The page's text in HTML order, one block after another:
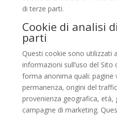
di terze parti.
Cookie di analisi
parti
Questi cookie sono utilizzati
informazioni sull’uso del
forma anonima quali: pagine
permanenza, origini del
provenienza geografica, età,
campagne di marketing.